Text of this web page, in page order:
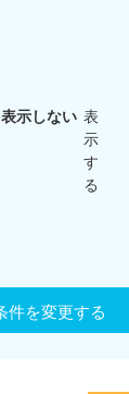
示しない 表
示
す
る
件を変更する